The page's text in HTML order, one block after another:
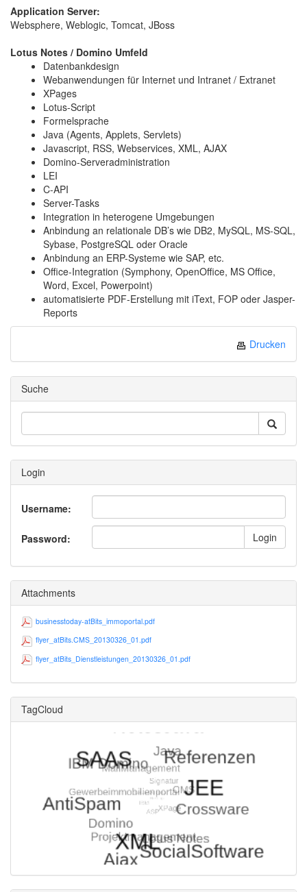
Application Server:
Websphere, Weblogic, Tomcat, JBoss
Lotus Notes / Domino Umfeld
Datenbankdesign
Webanwendungen für Internet und Intranet / Extranet
XPages
Lotus-Script
Formelsprache
Java (Agents, Applets, Servlets)
Javascript, RSS, Webservices, XML, AJAX
Domino-Serveradministration
LEI
C-API
Server-Tasks
Integration in heterogene Umgebungen
Anbindung an relationale DB’s wie DB2, MySQL, MS-SQL,
Sybase, PostgreSQL oder Oracle
Anbindung an ERP-Systeme wie SAP, etc.
Office-Integration (Symphony, OpenOffice, MS Office,
Word, Excel, Powerpoint)
automatisierte PDF-Erstellung mit iText, FOP oder Jasper-
Reports
Drucken
Suche
Login
Username:
Password: Login
Attachments
businesstoday-atBits_immoportal.pdf
flyer_atBits.CMS_20130326_01.pdf
flyer_atBits_Dienstleistungen_20130326_01.pdf
TagCloud